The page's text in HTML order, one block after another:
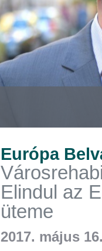
Európa
Elindul az
üteme
2017. május